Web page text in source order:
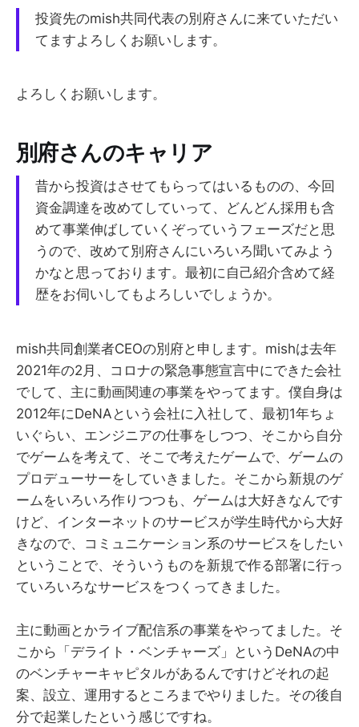
投資先のmish共同代表の別府さんに来ていただい
てますよろしくお願いします。
よろしくお願いします。
別府さんのキャリア
昔から投資はさせてもらってはいるものの、今回
資金調達を改めてしていって、どんどん採用も含
めて事業伸ばしていくぞっていうフェーズだと思
うので、改めて別府さんにいろいろ聞いてみよう
かなと思っております。最初に自己紹介含めて経
歴をお伺いしてもよろしいでしょうか。
mish共同創業者CEOの別府と申します。mishは去年
2021年の2月、コロナの緊急事態宣言中にできた会社
でして、主に動画関連の事業をやってます。僕自身は
2012年にDeNAという会社に入社して、最初1年ちょ
いぐらい、エンジニアの仕事をしつつ、そこから自分
でゲームを考えて、そこで考えたゲームで、ゲームの
プロデューサーをしていきました。そこから新規のゲ
ームをいろいろ作りつつも、ゲームは大好きなんです
けど、インターネットのサービスが学生時代から大好
きなので、コミュニケーション系のサービスをしたい
ということで、そういうものを新規で作る部署に行っ
ていろいろなサービスをつくってきました。
主に動画とかライブ配信系の事業をやってました。そ
こから「デライト・ベンチャーズ」というDeNAの中
のベンチャーキャピタルがあるんですけどそれの起
案、設立、運用するところまでやりました。その後自
分で起業したという感じですね。